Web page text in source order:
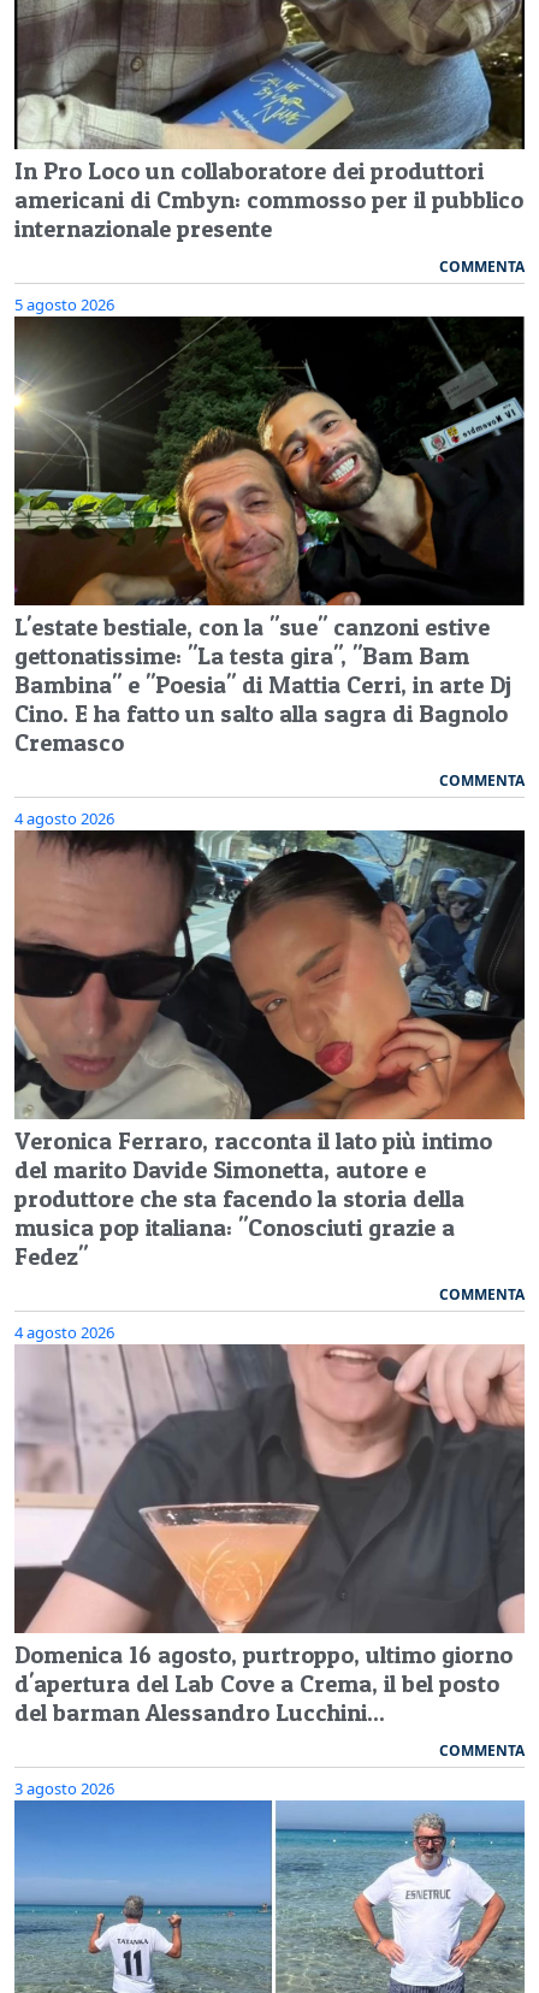
In Pro Loco un collaboratore dei produttori
americani di Cmbyn: commosso per il pubblico
internazionale presente
COMMENTA
5 agosto 2026
L'estate bestiale, con la "sue" canzoni estive
gettonatissime: "La testa gira", "Bam Bam
Bambina" e "Poesia" di Mattia Cerri, in arte Dj
Cino. E ha fatto un salto alla sagra di Bagnolo
Cremasco
COMMENTA
4 agosto 2026
Veronica Ferraro, racconta il lato più intimo
del marito Davide Simonetta, autore e
produttore che sta facendo la storia della
musica pop italiana: "Conosciuti grazie a
Fedez"
COMMENTA
4 agosto 2026
Domenica 16 agosto, purtroppo, ultimo giorno
d'apertura del Lab Cove a Crema, il bel posto
del barman Alessandro Lucchini...
COMMENTA
3 agosto 2026